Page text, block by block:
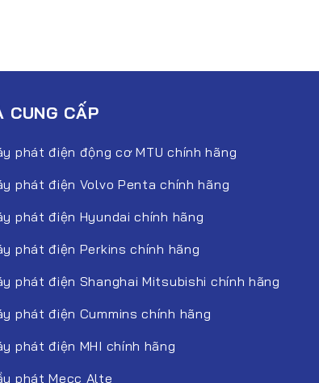
CUNG CẤP
phát điện động cơ MTU chính hãng
phát điện Volvo Penta chính hãng
phát điện Hyundai chính hãng
phát điện Perkins chính hãng
phát điện Shanghai Mitsubishi chính hãng
phát điện Cummins chính hãng
phát điện MHI chính hãng
phát Mecc Alte